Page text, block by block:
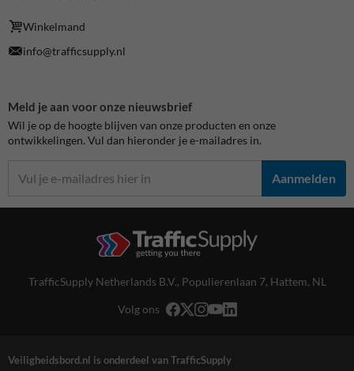
Winkelmand
info@trafficsupply.nl
Meld je aan voor onze nieuwsbrief
Wil je op de hoogte blijven van onze producten en onze
ontwikkelingen. Vul dan hieronder je e-mailadres in.
Aanmelden
TrafficSupply Netherlands B.V., Populierenlaan 7, Hattem, NL
Volg ons
Veiligheidsbord.nl is onderdeel van TrafficSupply